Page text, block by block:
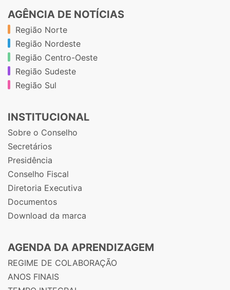
AGÊNCIA DE NOTÍCIAS
Região Norte
Região Nordeste
Região Centro-Oeste
Região Sudeste
Região Sul
INSTITUCIONAL
Sobre o Conselho
Secretários
Presidência
Conselho Fiscal
Diretoria Executiva
Documentos
Download da marca
AGENDA DA APRENDIZAGEM
REGIME DE COLABORAÇÃO
ANOS FINAIS